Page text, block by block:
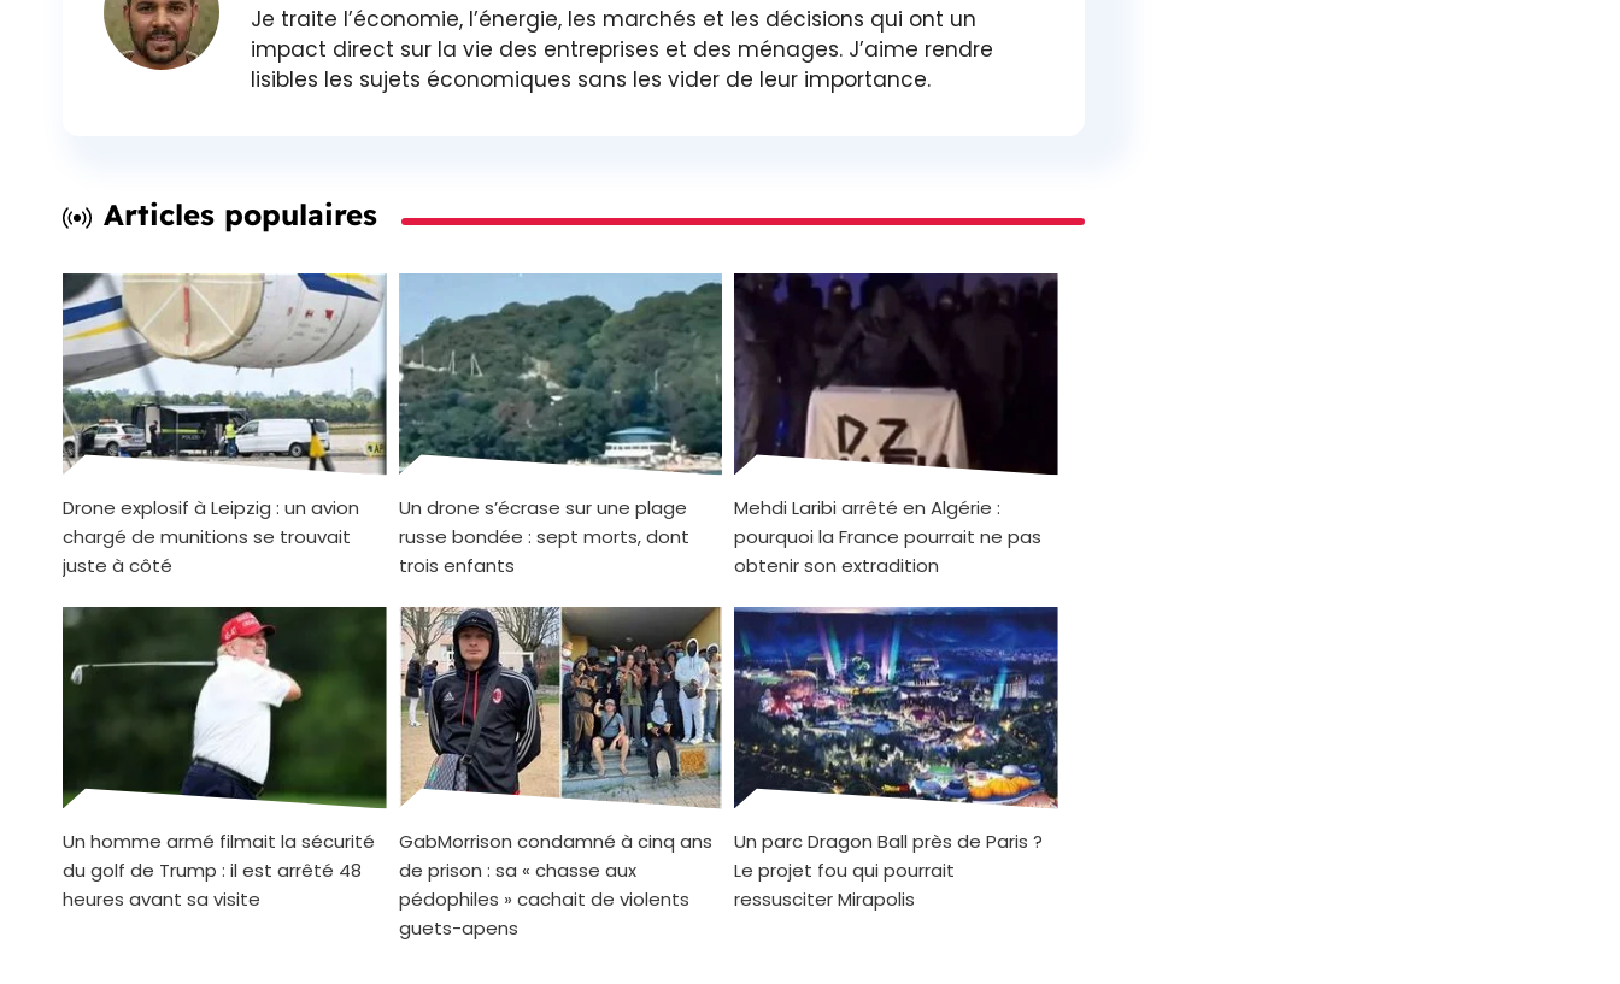
Je traite l’économie, l’énergie, les marchés et les décisions qui ont un
impact direct sur la vie des entreprises et des ménages. J’aime rendre
lisibles les sujets économiques sans les vider de leur importance.
Articles populaires
Drone explosif à Leipzig : un avion
chargé de munitions se trouvait
juste à côté
Un drone s’écrase sur une plage
russe bondée : sept morts, dont
trois enfants
Mehdi Laribi arrêté en Algérie :
pourquoi la France pourrait ne pas
obtenir son extradition
Un homme armé filmait la sécurité
du golf de Trump : il est arrêté 48
heures avant sa visite
GabMorrison condamné à cinq ans
de prison : sa « chasse aux
pédophiles » cachait de violents
guets-apens
Un parc Dragon Ball près de Paris ?
Le projet fou qui pourrait
ressusciter Mirapolis